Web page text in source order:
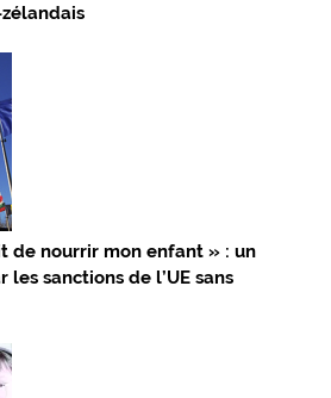
de nourrir mon enfant » : un
sanctions de l’UE sans